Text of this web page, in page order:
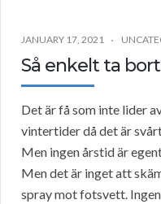
JANUARY 17, 2021
Så enkelt ta
Det är få som inte lider
vintertider då det är
Men ingen årstid är
Men det är inget att
spray mot fotsvett.